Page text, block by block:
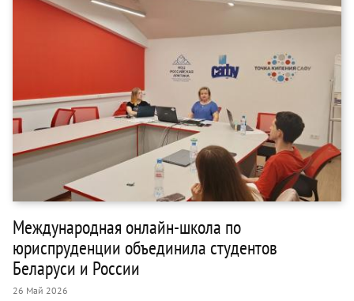
Международная онлайн-школа по
юриспруденции объединила студентов
Беларуси и России
26 Май 2026